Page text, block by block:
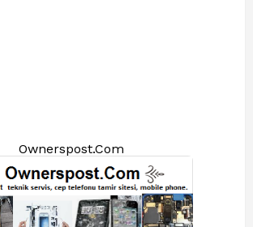
Ownerspost.Com